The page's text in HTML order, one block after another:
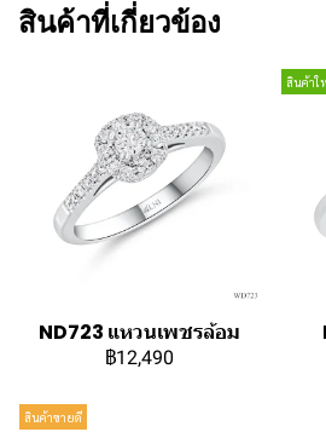
สินค้าที่เกี่ยวข้อง
ND723 แหวนเพชรล้อม
฿12,490
สินค้าใ
สินค้าขายดี